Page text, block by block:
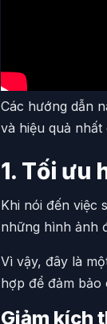
Các hướng dẫn
và hiệu quả nhất
1. Tối ưu
Khi nói đến việc
những hình ảnh
Vì vậy, đây là
hợp để đảm bảo
Giảm kích